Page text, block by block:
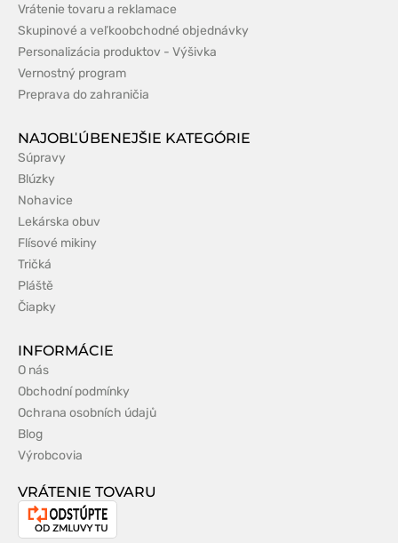
Vrátenie tovaru a reklamace
Skupinové a veľkoobchodné objednávky
Personalizácia produktov - Výšivka
Vernostný program
Preprava do zahraničia
NAJOBĽÚBENEJŠIE KATEGÓRIE
Súpravy
Blúzky
Nohavice
Lekárska obuv
Flísové mikiny
Tričká
Pláště
Čiapky
INFORMÁCIE
O nás
Obchodní podmínky
Ochrana osobních údajů
Blog
Výrobcovia
VRÁTENIE TOVARU
Odstúpenie